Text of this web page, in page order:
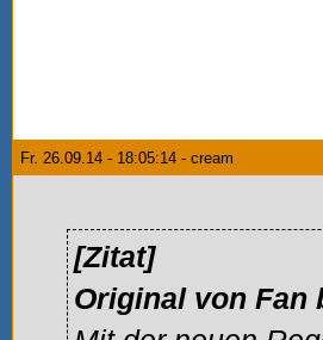
Fr. 26.09.14 - 18:05:14 - cream
[Zitat]
Original von Fan